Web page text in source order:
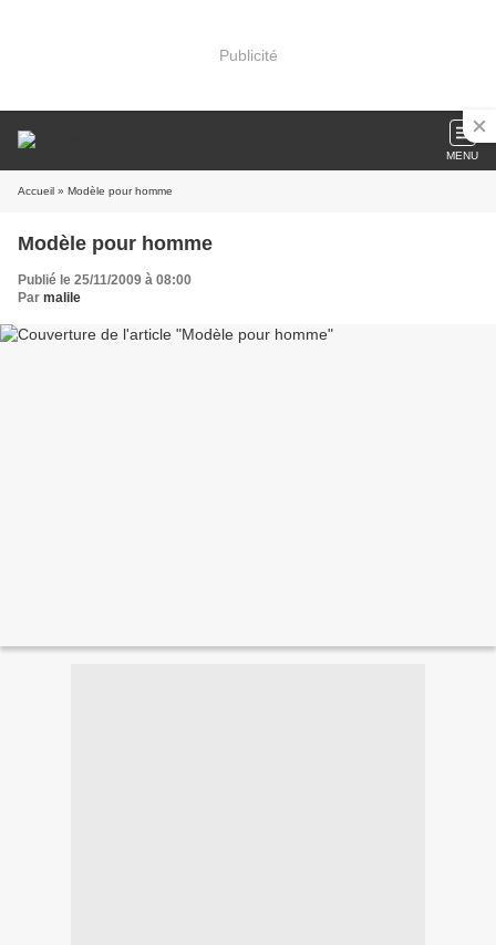
Publicité
MENU
Accueil » Modèle pour homme
Modèle pour homme
Publié le 25/11/2009 à 08:00
Par malile